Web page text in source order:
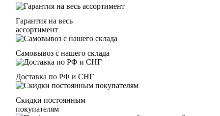
Гарантия на весь
ассортимент
Самовывоз с нашего склада
Доставка по РФ и СНГ
Скидки постоянным
покупателям